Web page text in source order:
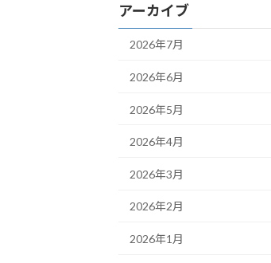
アーカイブ
2026年7月
2026年6月
2026年5月
2026年4月
2026年3月
2026年2月
2026年1月